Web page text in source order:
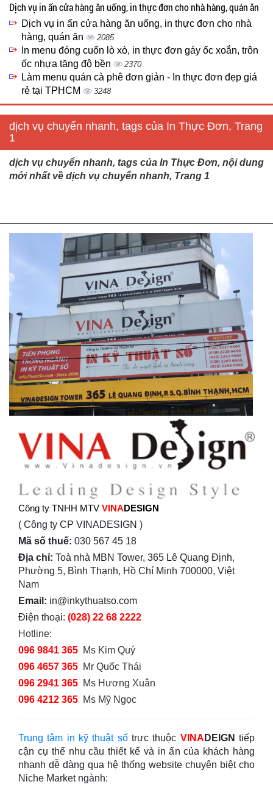
Dịch vụ in ấn cửa hàng ăn uống, in thực đơn cho nhà hàng, quán ăn
Dịch vụ in ấn cửa hàng ăn uống, in thực đơn cho nhà
hàng, quán ăn
2085
In menu đóng cuốn lò xò, in thực đơn gáy ốc xoắn, trôn
ốc nhựa tăng độ bền
2370
Làm menu quán cà phê đơn giản - In thực đơn đẹp giá
rẻ tại TPHCM
3248
dịch vụ chuyển nhanh, tags của In Thực Đơn, Trang
1
dịch vụ chuyển nhanh, tags của In Thực Đơn, nội dung
mới nhất về dịch vụ chuyển nhanh, Trang 1
Công ty TNHH MTV VINADESIGN
( Công ty CP VINADESIGN )
Mã số thuế: 030 567 45 18
Địa chỉ: Toà nhà MBN Tower, 365 Lê Quang Định,
Phường 5, Bình Thạnh, Hồ Chí Minh 700000, Việt
Nam
Email: in@inkythuatso.com
Điện thoại: (028) 22 68 2222
Hotline:
096 9841 365 Ms Kim Quý
096 4657 365 Mr Quốc Thái
096 2941 365 Ms Hương Xuân
096 4212 365 Ms Mỹ Ngọc
Trung tâm in kỹ thuật sốtrực thuộc VINA DEIGN tiếp
cận cụ thể nhu cầu thiết kế và in ấn của khách hàng
nhanh dễ dàng qua hệ thống website chuyên biệt cho
Niche Market ngành: